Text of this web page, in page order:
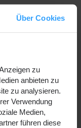
Über Cookies
zu
anbieten zu
zu analysieren.
Verwendung
Medien,
führen diese